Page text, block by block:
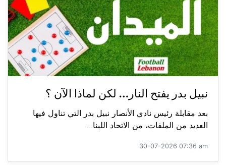
نبيل بدر يفتح النار… لكن لماذا الآن ؟
بعد مقابلة رئيس نادي الأنصار نبيل بدر التي تناول فيها
العديد من الملفات، من الاتحاد اللبنا...
30-07-2026 07:36 am